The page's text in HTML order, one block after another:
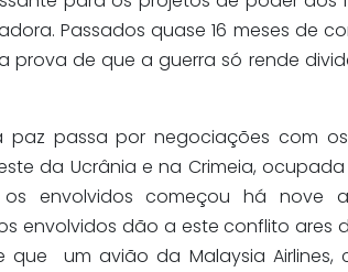
Passados quase 16 meses de
prova de que a guerra só rende
passa por negociações com os
da Ucrânia e na Crimeia, ocupada
envolvidos começou há nove
envolvidos dão a este conflito ares
que um avião da Malaysia Airlines,